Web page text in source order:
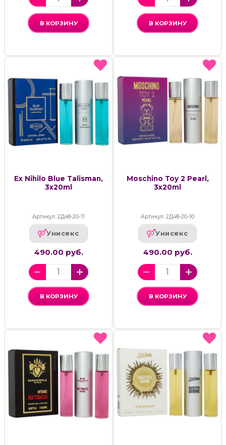
В КОРЗИНУ В КОРЗИНУ
Ex Nihilo Blue Talisman,
3x20ml
Артикул: 2Д48-20-11
Унисекс
490.00 руб.
В КОРЗИНУ
Moschino Toy 2 Pearl,
3x20ml
Артикул: 2Д48-20-10
Унисекс
490.00 руб.
В КОРЗИНУ